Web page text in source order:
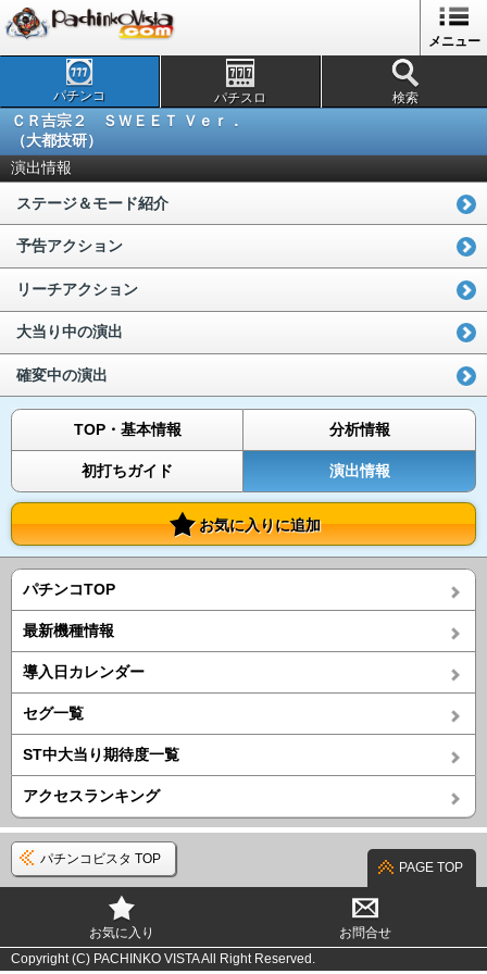
メニュー
パチンコ パチスロ 検索
ＣＲ吉宗２ ＳＷＥＥＴ Ｖｅｒ．
（大都技研）
演出情報
ステージ＆モード紹介
予告アクション
リーチアクション
大当り中の演出
確変中の演出
TOP・基本情報 分析情報
初打ちガイド 演出情報
お気に入りに追加
パチンコTOP
最新機種情報
導入日カレンダー
セグ一覧
ST中大当り期待度一覧
アクセスランキング
パチンコビスタ TOP
PAGE TOP
お気に入り
お問合せ
Copyright (C) PACHINKO VISTA All Right Reserved.